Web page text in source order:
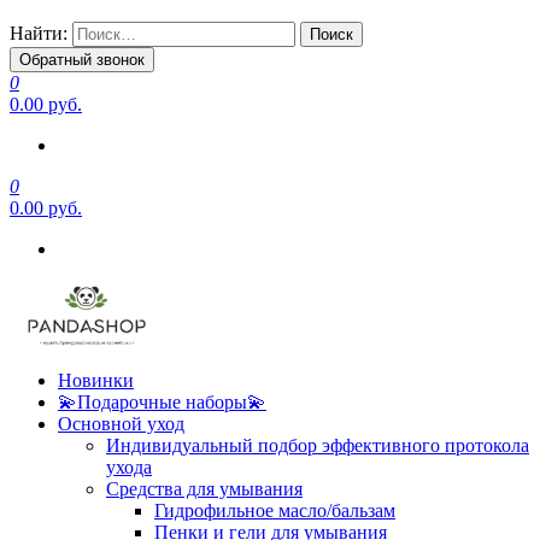
Найти:
Обратный звонок
0
0.00 руб.
0
0.00 руб.
Новинки
💫Подарочные наборы💫
Основной уход
Индивидуальный подбор эффективного протокола
ухода
Средства для умывания
Гидрофильное масло/бальзам
Пенки и гели для умывания